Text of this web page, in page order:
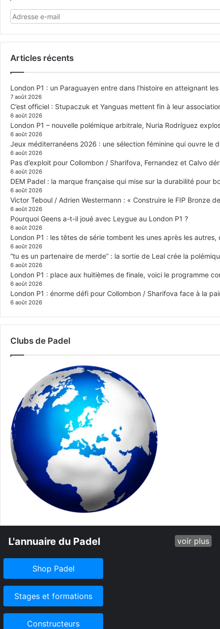
Articles récents
London P1 : un Paraguayen entre dans l’histoire en atteignant
7 août 2026
C’est officiel : Stupaczuk et Yanguas mettent fin à leur
6 août 2026
London P1 – nouvelle polémique arbitrale, Nuria Rodríguez
6 août 2026
Jeux méditerranéens 2026 : une sélection féminine qui ouvre le
6 août 2026
Pas d’exploit pour Collombon / Sharifova, Fernandez et Calvo
6 août 2026
DEM Padel : la marque française qui mise sur la durabilité pour
6 août 2026
Victor Teboul / Adrien Westermann : « Construire le FIP Bronze
6 août 2026
Pourquoi Geens a-t-il joué avec Leygue au London P1 ?
6 août 2026
London P1 : les têtes de série tombent les unes après les autres,
6 août 2026
“tu es un partenaire de merde” : la sortie de Leal crée la
6 août 2026
London P1 : place aux huitièmes de finale, voici le programme
6 août 2026
London P1 : énorme défi pour Collombon / Sharifova face à la
6 août 2026
Clubs de Padel
L'annuaire du Padel voir plus
Shop Padel
Stages et formations
Constructeurs